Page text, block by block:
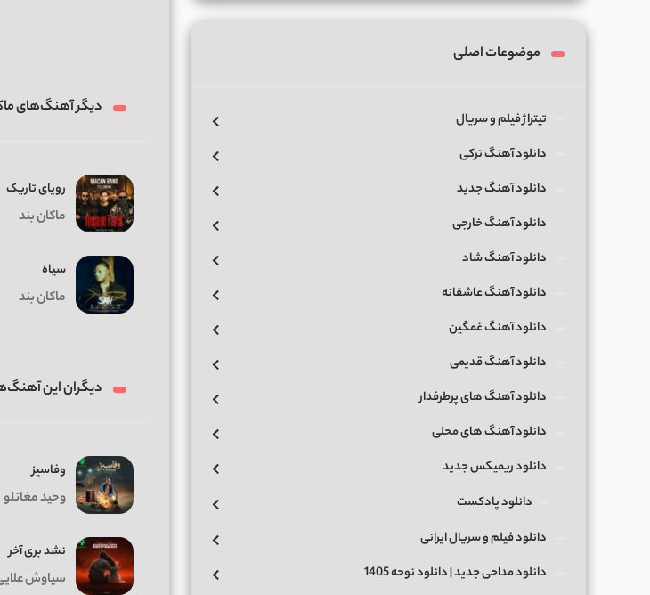
دیگر آهنگ‌های
رویای تاریک
ماکان بند
سیاه
ماکان بند
دیگران این
وفاسیز
وحید مغانلو
نشد بری آخر
سیاوش
موضوعات اصلی
تیتراژ فیلم و سریال
دانلود آهنگ ترکی
دانلود آهنگ جدید
دانلود آهنگ خارجی
دانلود آهنگ شاد
دانلود آهنگ عاشقانه
دانلود آهنگ غمگین
دانلود آهنگ قدیمی
دانلود آهنگ های پرطرفدار
دانلود آهنگ های محلی
دانلود ریمیکس جدید
دانلود پادکست
دانلود فیلم و سریال ایرانی
دانلود مداحی جدید | دانلود نوحه 1405